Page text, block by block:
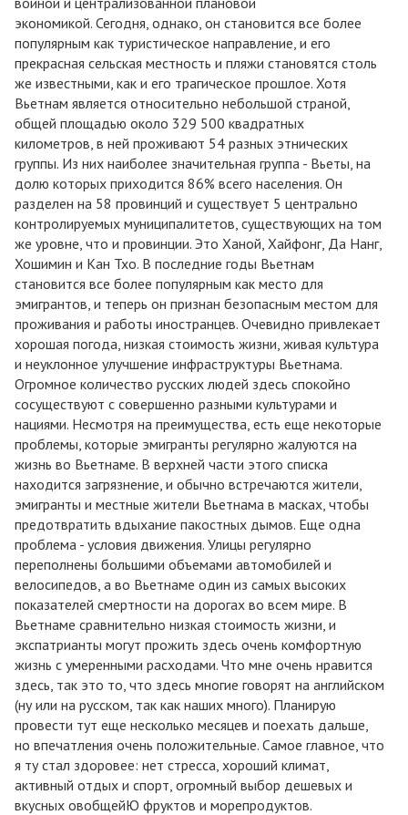
экономикой. Сегодня, однако, он становится все более
популярным как туристическое направление, и его
прекрасная сельская местность и пляжи становятся столь
же известными, как и его трагическое прошлое. Хотя
Вьетнам является относительно небольшой страной,
общей площадью около 329 500 квадратных
километров, в ней проживают 54 разных этнических
группы. Из них наиболее значительная группа - Вьеты, на
долю которых приходится 86% всего населения. Он
разделен на 58 провинций и существует 5 центрально
контролируемых муниципалитетов, существующих на том
же уровне, что и провинции. Это Ханой, Хайфонг, Да Нанг,
Хошимин и Кан Тхо. В последние годы Вьетнам
становится все более популярным как место для
эмигрантов, и теперь он признан безопасным местом для
проживания и работы иностранцев. Очевидно привлекает
хорошая погода, низкая стоимость жизни, живая культура
и неуклонное улучшение инфраструктуры Вьетнама.
Огромное количество русских людей здесь спокойно
сосуществуют с совершенно разными культурами и
нациями. Несмотря на преимущества, есть еще некоторые
проблемы, которые эмигранты регулярно жалуются на
жизнь во Вьетнаме. В верхней части этого списка
находится загрязнение, и обычно встречаются жители,
эмигранты и местные жители Вьетнама в масках, чтобы
предотвратить вдыхание пакостных дымов. Еще одна
проблема - условия движения. Улицы регулярно
переполнены большими объемами автомобилей и
велосипедов, а во Вьетнаме один из самых высоких
показателей смертности на дорогах во всем мире. В
Вьетнаме сравнительно низкая стоимость жизни, и
экспатрианты могут прожить здесь очень комфортную
жизнь с умеренными расходами. Что мне очень нравится
здесь, так это то, что здесь многие говорят на английском
(ну или на русском, так как наших много). Планирую
провести тут еще несколько месяцев и поехать дальше,
но впечатления очень положительные. Самое главное, что
я ту стал здоровее: нет стресса, хороший климат,
активный отдых и спорт, огромный выбор дешевых и
вкусных овобщейЮ фруктов и морепродуктов.